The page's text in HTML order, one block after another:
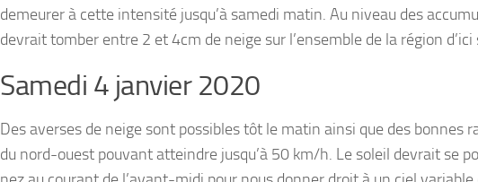
demeurer à cette intensité jusqu’à samedi matin. Au niveau des
devrait tomber entre 2 et 4cm de neige sur l’ensemble de la région
Samedi 4 janvier 2020
Des averses de neige sont possibles tôt le matin ainsi que des bonnes
du nord-ouest pouvant atteindre jusqu’à 50 km/h. Le soleil devrait se